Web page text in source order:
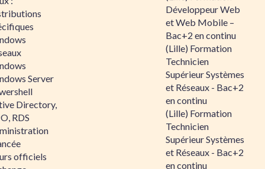
Server
Directory,
RDS
officiels
Développeur Web
et Web Mobile –
Bac+2 en continu
(Lille) Formation
Technicien
Supérieur Systèmes
et Réseaux - Bac+2
en continu
(Lille) Formation
Technicien
Supérieur Systèmes
et Réseaux - Bac+2
en continu